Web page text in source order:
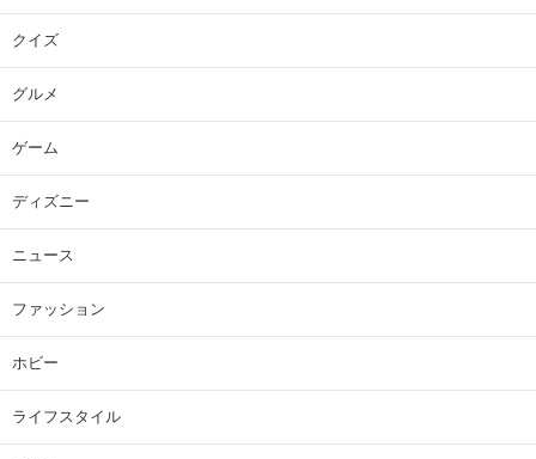
クイズ
グルメ
ゲーム
ディズニー
ニュース
ファッション
ホビー
ライフスタイル